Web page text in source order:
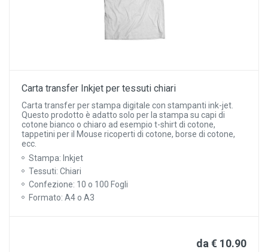
Carta transfer Inkjet per tessuti chiari
Carta transfer per stampa digitale con stampanti ink-jet.
Questo prodotto è adatto solo per la stampa su capi di
cotone bianco o chiaro ad esempio t-shirt di cotone,
tappetini per il Mouse ricoperti di cotone, borse di cotone,
ecc.
Stampa: Inkjet
Tessuti: Chiari
Confezione: 10 o 100 Fogli
Formato: A4 o A3
da € 10.90